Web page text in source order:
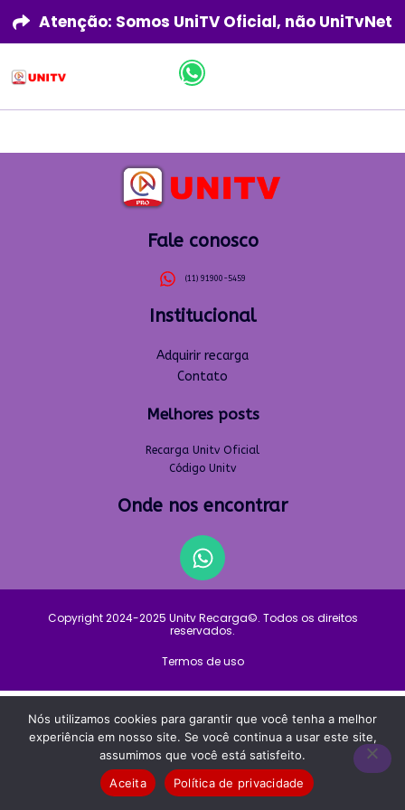
Atenção: Somos UniTV Oficial, não UniTvNet
Fale conosco
(11) 91900-5459
Institucional
Adquirir recarga
Contato
Melhores posts
Recarga Unitv Oficial
Código Unitv
Onde nos encontrar
Copyright 2024-2025 Unitv Recarga©. Todos os direitos
reservados.
Termos de uso
Nós utilizamos cookies para garantir que você tenha a melhor
experiência em nosso site. Se você continua a usar este site,
assumimos que você está satisfeito.
Aceita
Política de privacidade